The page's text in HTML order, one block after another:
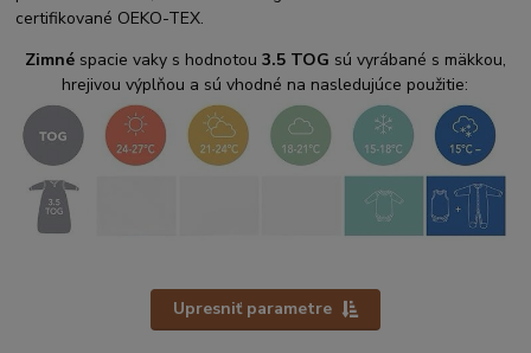
certifikované OEKO-TEX.
Zimné spacie vaky s hodnotou 3.5 TOG sú vyrábané s mäkkou,
hrejivou výplňou a sú vhodné na nasledujúce použitie:
Upresniť parametre